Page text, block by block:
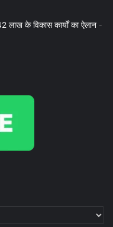
लाख के विकास कार्यों का ऐलान